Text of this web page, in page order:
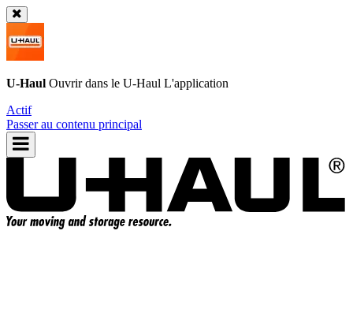
U-Haul Ouvrir dans le U-Haul L'application
Actif
Passer au contenu principal